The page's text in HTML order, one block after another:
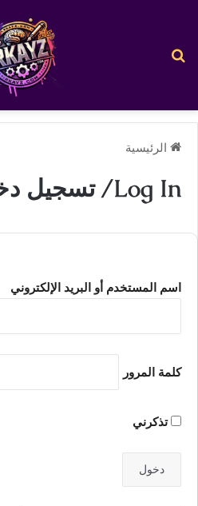
الرئيسية
Log In/ تسجيل دخول
اسم المستخدم أو البريد الإلكتروني
كلمة المرور
تذكرني